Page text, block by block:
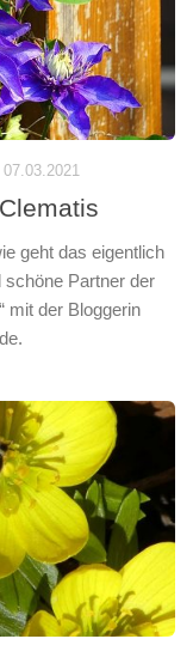
07.03.2021
geht das eigentlich
schöne Partner der
mit der Bloggerin